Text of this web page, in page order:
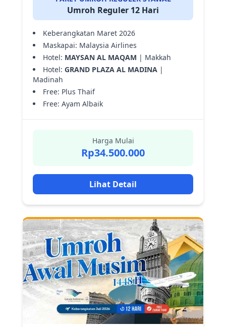
Umroh Reguler 12 Hari
Keberangkatan Maret 2026
Maskapai: Malaysia Airlines
Hotel: MAYSAN AL MAQAM | Makkah
Hotel: GRAND PLAZA AL MADINA |
Madinah
Free: Plus Thaif
Free: Ayam Albaik
Harga Mulai
Rp34.500.000
Lihat Detail